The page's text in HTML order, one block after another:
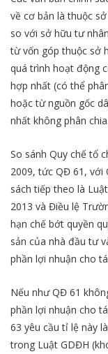
về cơ bản là thuộc
so với sở hữu tư
từ vốn góp thuộc sở
quá trình hoạt động
hợp nhất (có thể
hoặc từ nguồn gốc
nhất không phân chia.
So sánh Quy chế tổ
2009, tức QĐ 61, với
sách tiếp theo là
2013 và Điều lệ
hạn chế bớt quyền
sản của nhà đầu tư
phần lợi nhuận cho
Nếu như QĐ 61
phần lợi nhuận cho
63 yêu cầu tỉ lệ này
trong Luật GDĐH